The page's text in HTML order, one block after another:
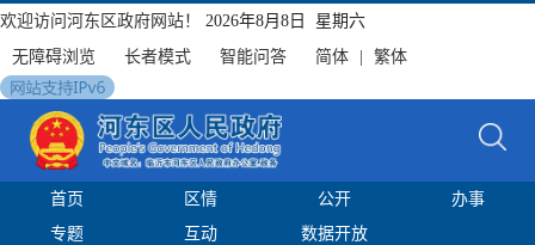
欢迎访问河东区政府网站！
2026年8月8日 星期六
无障碍浏览
长者模式 智能问答 简体 繁体
首页 区情 公开
办事
专题
互动 数据开放